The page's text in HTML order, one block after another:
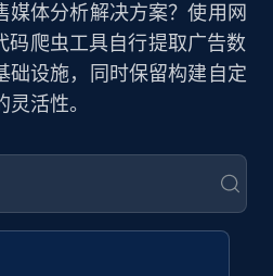
媒体分析解决方案？使用网
码爬虫工具自行提取广告数
础设施，同时保留构建自定
活性。